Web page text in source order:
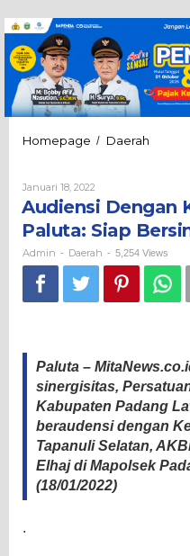
Homepage / Daerah
PWI
Paluta:
Siap
Januari 18, 2022
Admin
Audiensi Dengan
Paluta: Siap
Admin - Daerah - 5,254 Views
Paluta –
sinergisitas,
Kabupaten Padang
beraudensi dengan
Tapanuli Selatan,
Elhaj di Mapolsek
(18/01/2022)
.